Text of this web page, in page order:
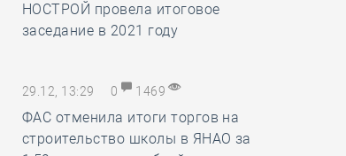
НОСТРОЙ провела итоговое
заседание в 2021 году
29.12, 13:29 0 1469
ФАС отменила итоги торгов на
строительство школы в ЯНАО за